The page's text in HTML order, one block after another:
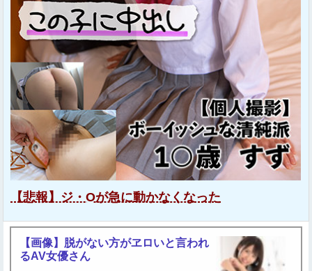
【悲報】ジ・Oが急に動かなくなった
【画像】脱がない方がヱロいと言われ
るAV女優さん